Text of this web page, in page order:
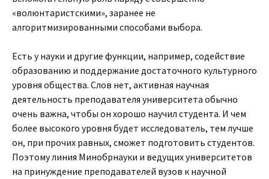
«волюнтаристскими», заранее не
алгоритмизированными способами выбора.
Есть у науки и другие функции, например, содействие
образованию и поддержание достаточного культурного
уровня общества. Слов нет, активная научная
деятельность преподавателя университета обычно
очень важна, чтобы он хорошо научил студента. И чем
более высокого уровня будет исследователь, тем лучше
он, при прочих равных, сможет подготовить студентов.
Поэтому линия Минобрнауки и ведущих университетов
на принуждение преподавателей вузов к научной